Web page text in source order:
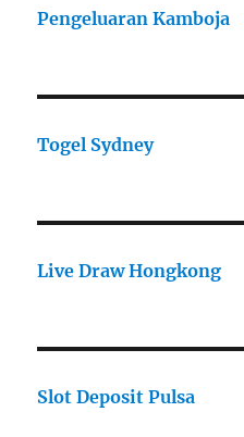
Pengeluaran Kamboja
Togel Sydney
Live Draw Hongkong
Slot Deposit Pulsa